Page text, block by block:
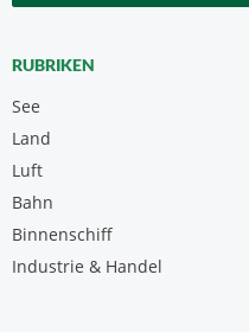
RUBRIKEN
See
Land
Luft
Bahn
Binnenschiff
Industrie & Handel